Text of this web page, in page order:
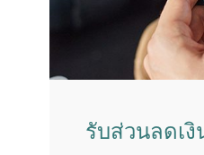
รับส่วนลดเ